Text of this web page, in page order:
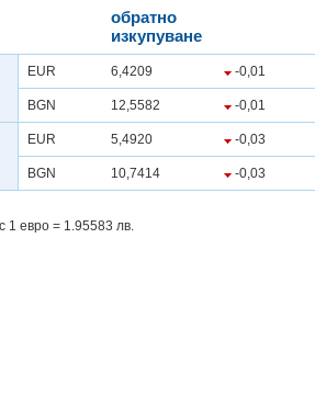
обратно
изкупуване
EUR 6,4209 -0,01
BGN 12,5582 -0,01
EUR 5,4920 -0,03
BGN 10,7414 -0,03
1 евро = 1.95583 лв.